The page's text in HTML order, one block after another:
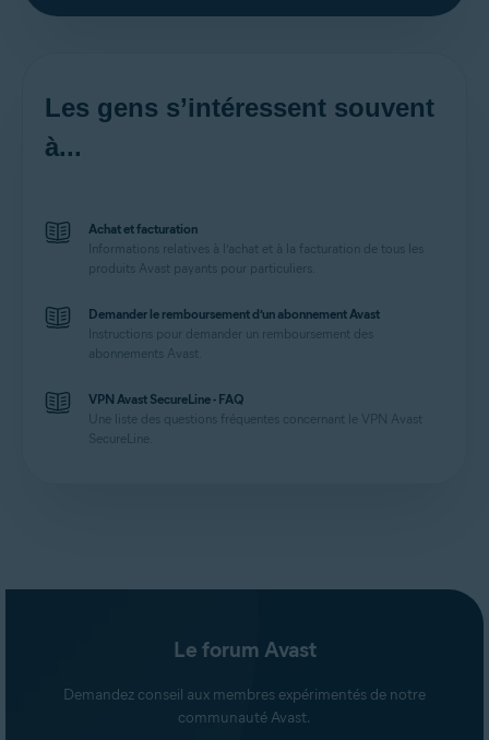
Les gens s’intéressent souvent
à...
Achat et facturation
Informations relatives à l’achat et à la facturation de tous les
produits Avast payants pour particuliers.
Demander le remboursement d’un abonnement Avast
Instructions pour demander un remboursement des
abonnements Avast.
VPN Avast SecureLine - FAQ
Une liste des questions fréquentes concernant le VPN Avast
SecureLine.
Le forum Avast
Demandez conseil aux membres expérimentés de notre
communauté Avast.